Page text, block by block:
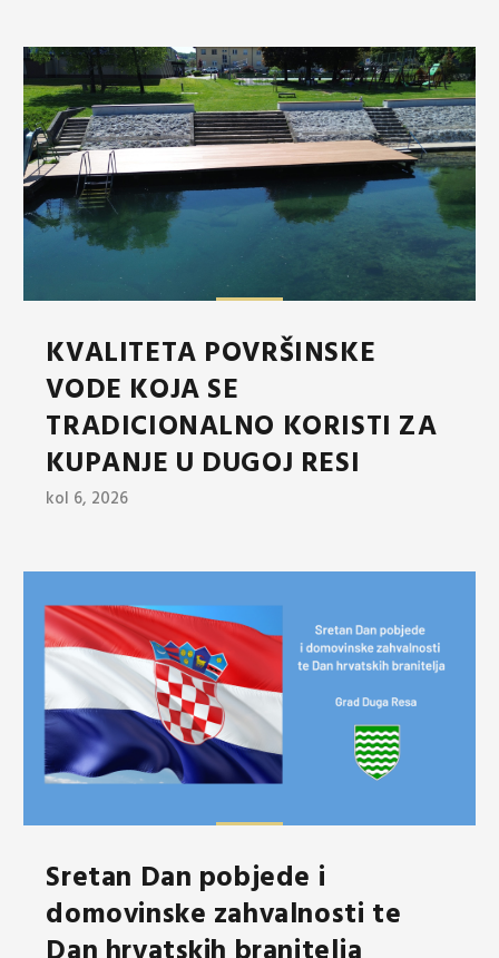
KVALITETA POVRŠINSKE
VODE KOJA SE
TRADICIONALNO KORISTI ZA
KUPANJE U DUGOJ RESI
kol 6, 2026
Sretan Dan pobjede i
domovinske zahvalnosti te